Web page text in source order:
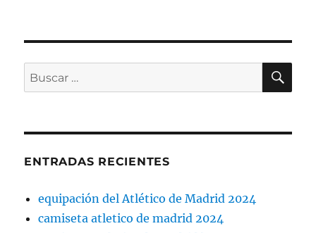
Buscar
por:
ENTRADAS RECIENTES
equipación del Atlético de Madrid 2024
camiseta atletico de madrid 2024